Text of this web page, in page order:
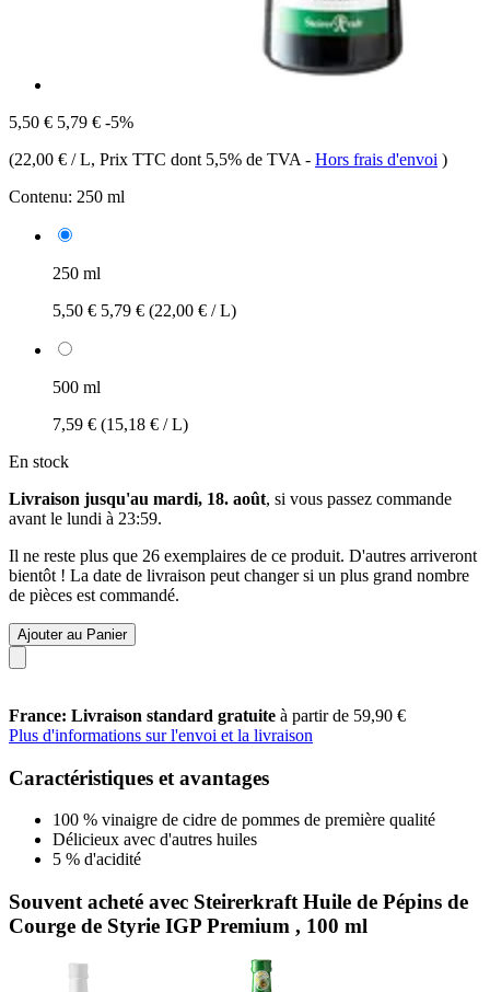
5,50 € 5,79 € -5%
(22,00 € / L, Prix TTC dont 5,5% de TVA - Hors frais d'envoi )
Contenu: 250 ml
250 ml
5,50 € 5,79 € (22,00 € / L)
500 ml
7,59 € (15,18 € / L)
En stock
Livraison jusqu'au mardi, 18. août, si vous passez commande
avant le lundi à 23:59.
Il ne reste plus que 26 exemplaires de ce produit. D'autres arriveront
bientôt ! La date de livraison peut changer si un plus grand nombre
de pièces est commandé.
Ajouter au Panier
France: Livraison standard gratuite à partir de 59,90 €
Plus d'informations sur l'envoi et la livraison
Caractéristiques et avantages
100 % vinaigre de cidre de pommes de première qualité
Délicieux avec d'autres huiles
5 % d'acidité
Souvent acheté avec Steirerkraft Huile de Pépins de
Courge de Styrie IGP Premium , 100 ml